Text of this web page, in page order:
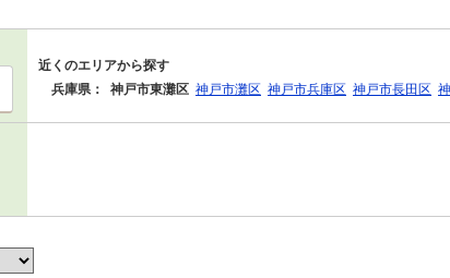
近くのエリアから探す
兵庫県：
神戸市東灘区 神戸市灘区 神戸市兵庫区 神戸市長田区